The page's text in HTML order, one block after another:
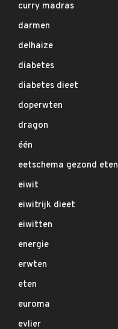
curry madras
darmen
delhaize
diabetes
diabetes dieet
doperwten
dragon
één
eetschema gezond eten
eiwit
eiwitrijk dieet
eiwitten
energie
erwten
eten
euroma
evlier